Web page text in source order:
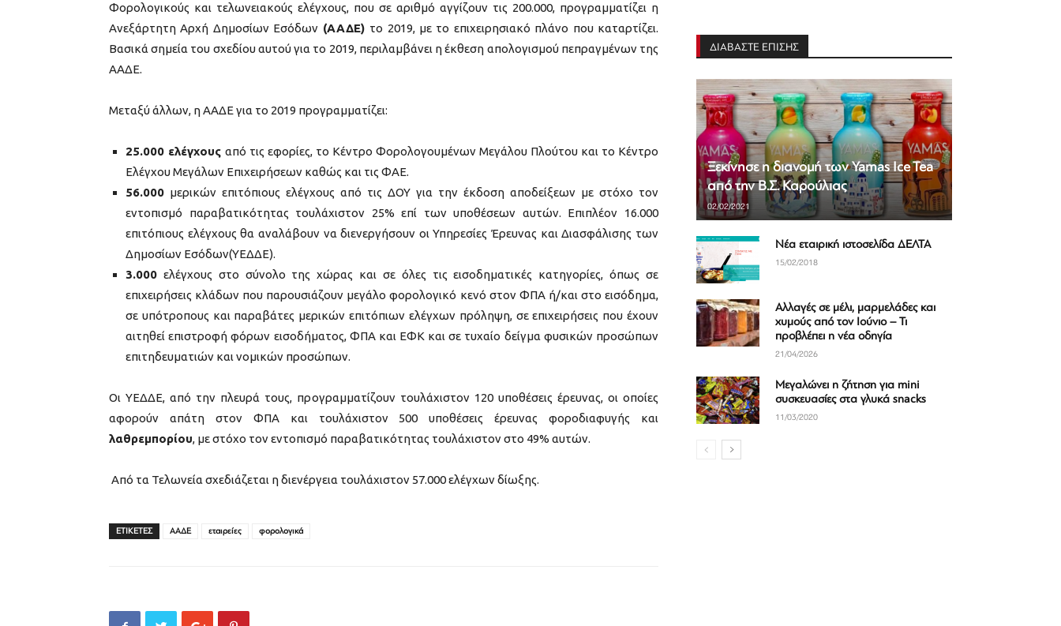
Φορολογικούς και τελωνειακούς ελέγχους, που σε αριθμό αγγίζουν τις 200.000, προγραμματίζει η
Ανεξάρτητη Αρχή Δημοσίων Εσόδων (ΑΑΔΕ) το 2019, με το επιχειρησιακό πλάνο που καταρτίζει.
Βασικά σημεία του σχεδίου αυτού για το 2019, περιλαμβάνει η έκθεση απολογισμού πεπραγμένων της
ΑΑΔΕ.
Μεταξύ άλλων, η ΑΑΔΕ για το 2019 προγραμματίζει:
25.000 ελέγχους από τις εφορίες, το Κέντρο Φορολογουμένων Μεγάλου Πλούτου και το Κέντρο
Ελέγχου Μεγάλων Επιχειρήσεων καθώς και τις ΦΑΕ.
56.000 μερικών επιτόπιους ελέγχους από τις ΔΟΥ για την έκδοση αποδείξεων με στόχο τον
εντοπισμό παραβατικότητας τουλάχιστον 25% επί των υποθέσεων αυτών. Επιπλέον 16.000
επιτόπιους ελέγχους θα αναλάβουν να διενεργήσουν οι Υπηρεσίες Έρευνας και Διασφάλισης των
Δημοσίων Εσόδων(ΥΕΔΔΕ).
3.000 ελέγχους στο σύνολο της χώρας και σε όλες τις εισοδηματικές κατηγορίες, όπως σε
επιχειρήσεις κλάδων που παρουσιάζουν μεγάλο φορολογικό κενό στον ΦΠΑ ή/και στο εισόδημα,
σε υπότροπους και παραβάτες μερικών επιτόπιων ελέγχων πρόληψη, σε επιχειρήσεις που έχουν
αιτηθεί επιστροφή φόρων εισοδήματος, ΦΠΑ και ΕΦΚ και σε τυχαίο δείγμα φυσικών προσώπων
επιτηδευματιών και νομικών προσώπων.
Οι ΥΕΔΔΕ, από την πλευρά τους, προγραμματίζουν τουλάχιστον 120 υποθέσεις έρευνας, οι οποίες
αφορούν απάτη στον ΦΠΑ και τουλάχιστον 500 υποθέσεις έρευνας φοροδιαφυγής και
λαθρεμπορίου, με στόχο τον εντοπισμό παραβατικότητας τουλάχιστον στο 49% αυτών.
Από τα Τελωνεία σχεδιάζεται η διενέργεια τουλάχιστον 57.000 ελέγχων δίωξης.
ΕΤΙΚΕΤΕΣ ΑΑΔΕ εταιρείες φορολογικά
ΔΙΑΒΑΣΤΕ ΕΠΙΣΗΣ
Ξεκίνησε η διανομή των Yamas Ice Tea
από την Β.Σ. Καρούλιας
02/02/2021
Νέα εταιρική ιστοσελίδα ΔΕΛΤΑ
15/02/2018
Αλλαγές σε μέλι, μαρμελάδες και
χυμούς από τον Ιούνιο – Τι
προβλέπει η νέα οδηγία
21/04/2026
Μεγαλώνει η ζήτηση για mini
συσκευασίες στα γλυκά snacks
11/03/2020